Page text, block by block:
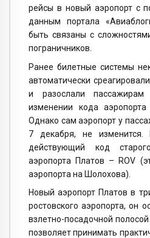
рейсы в новый аэропорт с
данным портала
быть связаны с
пограничников.
Ранее билетные системы
автоматически
и разослали пассажирам
изменении кода
Однако сам аэропорт у
7 декабря, не изменится.
действующий код
аэропорта Платов – ROV
аэропорта на Шолохова).
Новый аэропорт Платов в
ростовского аэропорта, он
взлетно-посадочной
позволяет принимать